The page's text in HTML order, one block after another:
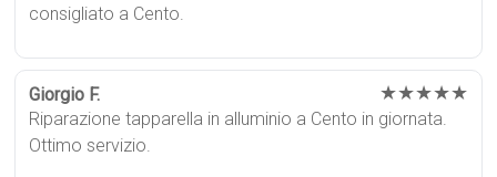
consigliato a Cento.
Giorgio F. ★★★★★
Riparazione tapparella in alluminio a Cento in giornata.
Ottimo servizio.